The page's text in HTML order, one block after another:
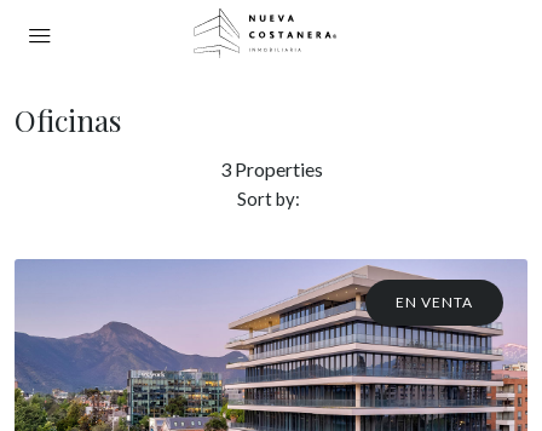
Oficinas
3 Properties
Sort by:
EN VENTA